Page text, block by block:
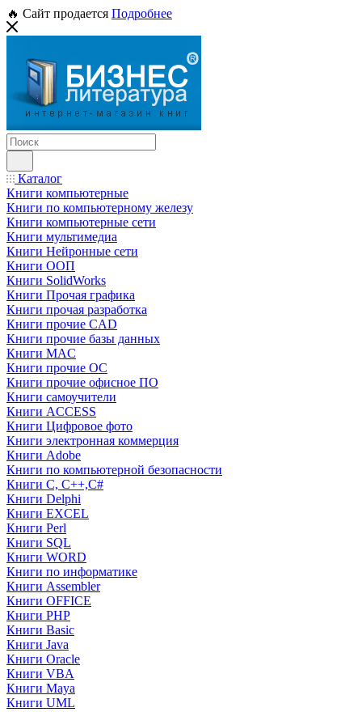
🔥 Сайт продается Подробнее
Каталог
Книги компьютерные
Книги по компьютерному железу
Книги компьютерные сети
Книги мультимедиа
Книги Нейронные сети
Книги ООП
Книги SolidWorks
Книги Прочая графика
Книги прочая разработка
Книги прочие CAD
Книги прочие базы данных
Книги MAC
Книги прочие ОС
Книги прочие офисное ПО
Книги самоучители
Книги ACCESS
Книги Цифровое фото
Книги электронная коммерция
Книги Adobe
Книги по компьютерной безопасности
Книги C, C++,С#
Книги Delphi
Книги EXCEL
Книги Perl
Книги SQL
Книги WORD
Книги по информатике
Книги Assembler
Книги OFFICE
Книги PHP
Книги Basic
Книги Java
Книги Oracle
Книги VBA
Книги Maya
Книги UML